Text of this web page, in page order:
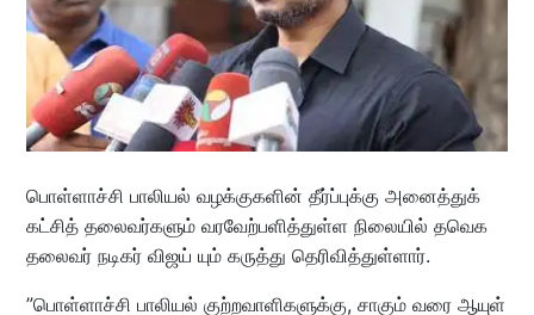
பொள்ளாச்சி பாலியல் வழக்குகளின் தீர்ப்புக்கு அனைத்துக்
கட்சித் தலைவர்களும் வரவேற்பளித்துள்ள நிலையில் தவெக
தலைவர் நடிகர் விஜய் யும் கருத்து தெரிவித்துள்ளார்.
”பொள்ளாச்சி பாலியல் குற்றவாளிகளுக்கு, சாகும் வரை ஆயுள்